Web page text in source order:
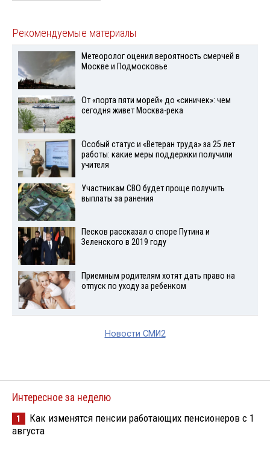
Рекомендуемые материалы
Метеоролог оценил вероятность смерчей в
Москве и Подмосковье
От «порта пяти морей» до «синичек»: чем
сегодня живет Москва-река
Особый статус и «Ветеран труда» за 25 лет
работы: какие меры поддержки получили
учителя
Участникам СВО будет проще получить
выплаты за ранения
Песков рассказал о споре Путина и
Зеленского в 2019 году
Приемным родителям хотят дать право на
отпуск по уходу за ребенком
Новости СМИ2
Интересное за неделю
1
Как изменятся пенсии работающих пенсионеров с 1
августа